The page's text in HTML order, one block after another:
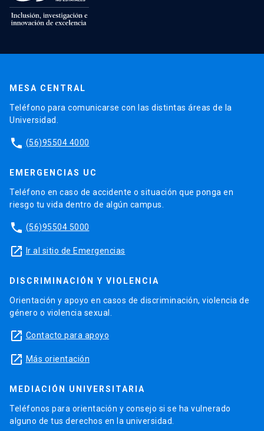
MESA CENTRAL
Teléfono para comunicarse con las distintas áreas de la
Universidad.
phone (56)95504 4000
EMERGENCIAS UC
Teléfono en caso de accidente o situación que ponga en
riesgo tu vida dentro de algún campus.
phone (56)95504 5000
launch Ir al sitio de Emergencias
DISCRIMINACIÓN Y VIOLENCIA
Orientación y apoyo en casos de discriminación, violencia de
género o violencia sexual.
launch Contacto para apoyo
launch Más orientación
MEDIACIÓN UNIVERSITARIA
Teléfonos para orientación y consejo si se ha vulnerado
alguno de tus derechos en la universidad.